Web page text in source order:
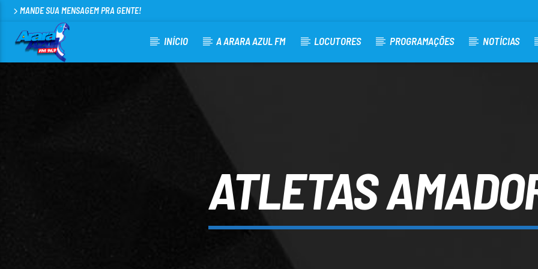
MANDE SUA MENSAGEM PRA GENTE!
INÍCIO A ARARA AZUL FM LOCUTORES PROGRAMAÇÕES NOTÍCIAS
ATLETAS